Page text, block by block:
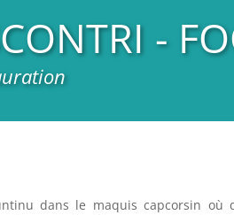
-
dans le maquis capcorsin où